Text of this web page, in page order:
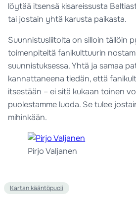
löytää itsensä kisareissusta
tai jostain yhtä karusta paikasta.
Suunnistusliitolta on silloin tällöin
toimenpiteitä fanikulttuurin
suunnistuksessa. Yhtä ja samaa
kannattaneena tiedän, että
itsestään – ei sitä kukaan toinen
puolestamme luoda. Se tulee
mihinkään.
Pirjo Valjanen
Kartan kääntöpuoli